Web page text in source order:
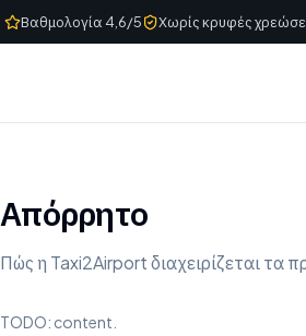
Βαθμολογία 4,6/5 Χωρίς κρυφές
Απόρρητο
Πώς η Taxi2Airport διαχειρίζεται τα
TODO: content.